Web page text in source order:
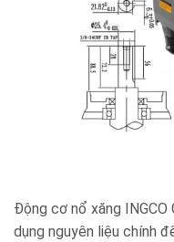
Động cơ nổ xăng
dụng nguyên liệu chính